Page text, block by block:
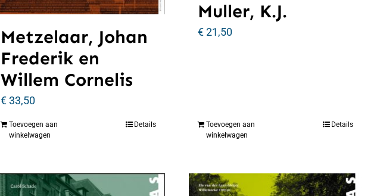
Metzelaar, Johan
Frederik en
Willem Cornelis
€33,50
Toevoegen aan
winkelwagen
Details
Muller, K.J.
€21,50
Toevoegen aan
winkelwagen
Details